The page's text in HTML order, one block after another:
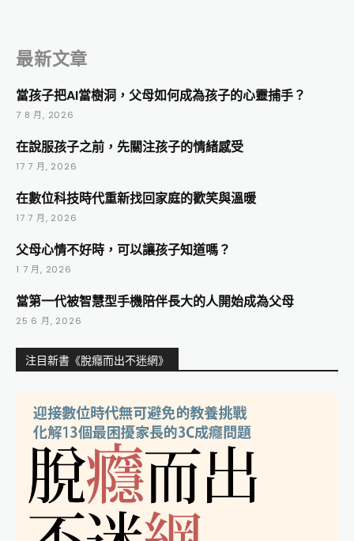
最新文章
當孩子把AI當樹洞，父母如何成為孩子的心靈捕手？
7 8 月, 2026
在說服孩子之前，先關注孩子的情緒感受
17 7 月, 2026
在數位科技時代重新找回家庭的歡笑與溫暖
17 7 月, 2026
父母心情不好時，可以讓孩子知道嗎？
1 7 月, 2026
當第一代被智慧型手機陪伴長大的人開始成為父母
25 6 月, 2026
注目新書《脫癮而出不迷網》